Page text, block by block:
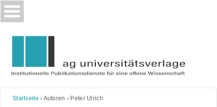
Skip
to
Startseite › Autoren › Peter Ulrich